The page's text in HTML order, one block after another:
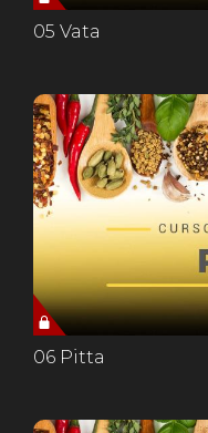
05 Vata
06 Pitta